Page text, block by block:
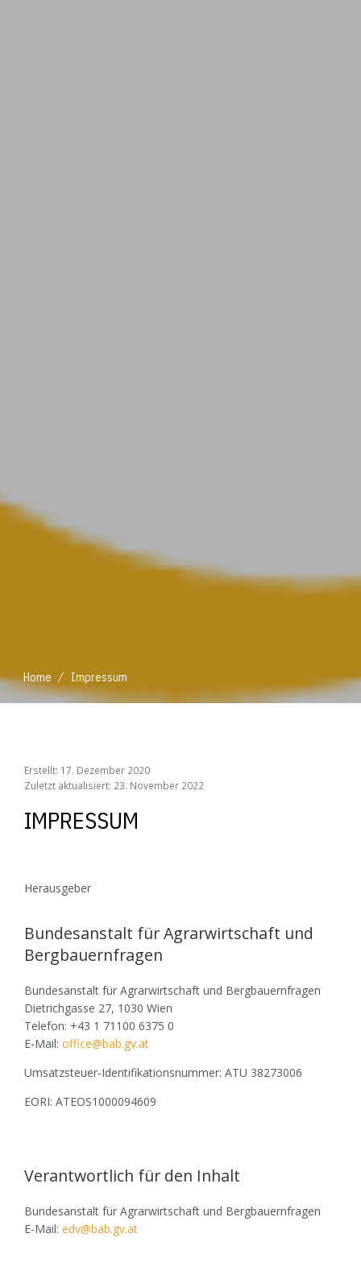
Home / Impressum
Erstellt: 17. Dezember 2020
Zuletzt aktualisiert: 23. November 2022
IMPRESSUM
Herausgeber
Bundesanstalt für Agrarwirtschaft und
Bergbauernfragen
Bundesanstalt für Agrarwirtschaft und Bergbauernfragen
Dietrichgasse 27, 1030 Wien
Telefon: +43 1 71100 6375 0
E-Mail: office@bab.gv.at
Umsatzsteuer-Identifikationsnummer: ATU 38273006
EORI: ATEOS1000094609
Verantwortlich für den Inhalt
Bundesanstalt für Agrarwirtschaft und Bergbauernfragen
E-Mail: edv@bab.gv.at